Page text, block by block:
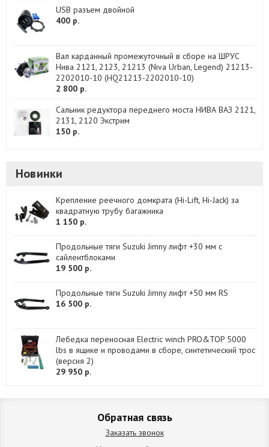
USB разъем двойной
400 р.
Вал карданный промежуточный в сборе на ШРУС
Нива 2121, 2123, 21213 (Niva Urban, Legend) 21213-
2202010-10 (HQ21213-2202010-10)
2 800 р.
Сальник редуктора переднего моста НИВА ВАЗ 2121,
2131, 2120 Экстрим
150 р.
Новинки
Крепление реечного домкрата (Hi-Lift, Hi-Jack) за
квадратную трубу багажника
1 150 р.
Продольные тяги Suzuki Jimny лифт +30 мм с
сайлентблоками
19 500 р.
Продольные тяги Suzuki Jimny лифт +50 мм RS
16 500 р.
Лебедка переносная Electric winch PRO&TOP 5000
lbs в ящике и проводами в сборе, синтетический трос
(версия 2)
29 950 р.
Обратная связь
Заказать звонок